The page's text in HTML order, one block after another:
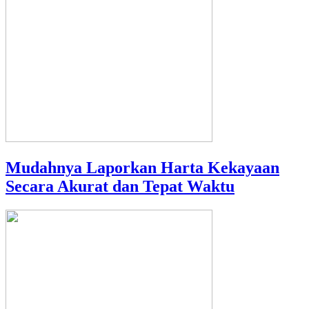
Mudahnya Laporkan Harta Kekayaan
Secara Akurat dan Tepat Waktu